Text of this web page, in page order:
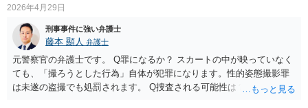
2026年4月29日
刑事事件に強い弁護士
藤本 顯人 弁護士
元警察官の弁護士です。 Q罪になるか？ スカートの中が映っていなく
ても、「撮ろうとした行為」自体が犯罪になります。性的姿態撮影罪
は未遂の盗撮でも処罰されます。 Q捜査される可能性は？ 女性Bも気